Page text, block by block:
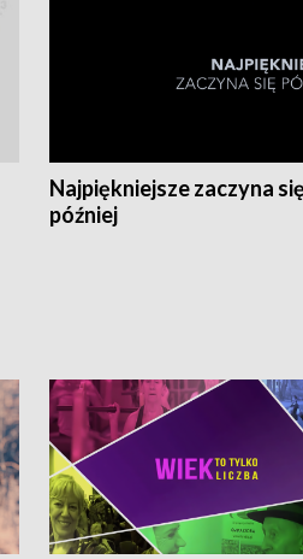
Najpiękniejsze zaczyna się
później